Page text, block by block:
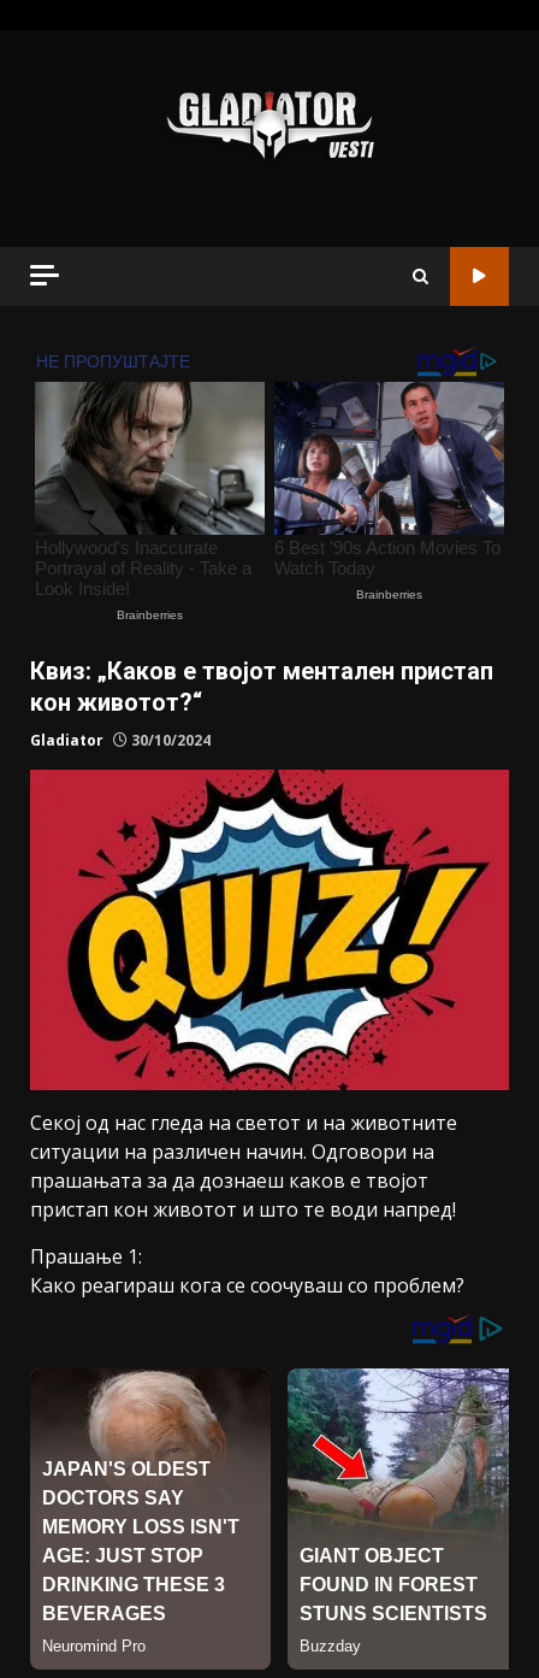
Квиз: „Каков е твојот ментален пристап
кон животот?“
Gladiator 30/10/2024
Секој од нас гледа на светот и на животните
ситуации на различен начин. Одговори на
прашањата за да дознаеш каков е твојот
пристап кон животот и што те води напред!
Прашање 1:
Како реагираш кога се соочуваш со проблем?